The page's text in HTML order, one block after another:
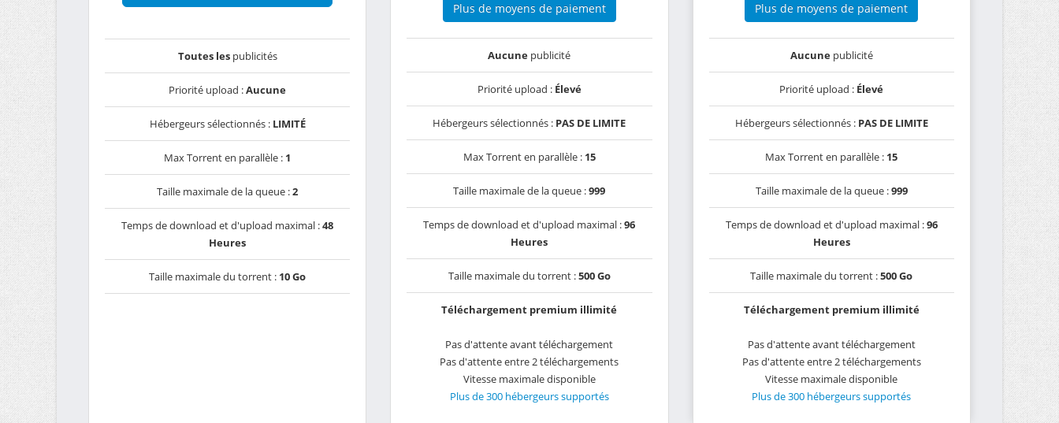
Toutes lespublicités
Priorité upload :Aucune
Hébergeurs sélectionnés : LIMITÉ
Max Torrent en parallèle : 1
Taille maximale de la queue :2
Temps de download et d'upload maximal :48
Heures
Taille maximale du torrent : 10 Go
Plus de moyens de paiement
Aucune publicité
Priorité upload : Élevé
Hébergeurs sélectionnés : PAS DE LIMITE
Max Torrent en parallèle : 15
Taille maximale de la queue :999
Temps de download et d'upload maximal :96
Heures
Taille maximale du torrent :500 Go
Téléchargement premium illimité
Pas d'attente avant téléchargement
Pas d'attente entre 2 téléchargements
Vitesse maximale disponible
Plus de 300 hébergeurs supportés
Plus de moyens de paiement
Aucunepublicité
Priorité upload : Élevé
Hébergeurs sélectionnés : PAS DE LIMITE
Max Torrent en parallèle : 15
Taille maximale de la queue :999
Temps de download et d'upload maximal :96
Heures
Taille maximale du torrent :500 Go
Téléchargement premium illimité
Pas d'attente avant téléchargement
Pas d'attente entre 2 téléchargements
Vitesse maximale disponible
Plus de 300 hébergeurs supportés